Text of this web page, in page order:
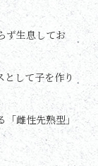
ず生息してお
して子を作り
「雌性先熟型」